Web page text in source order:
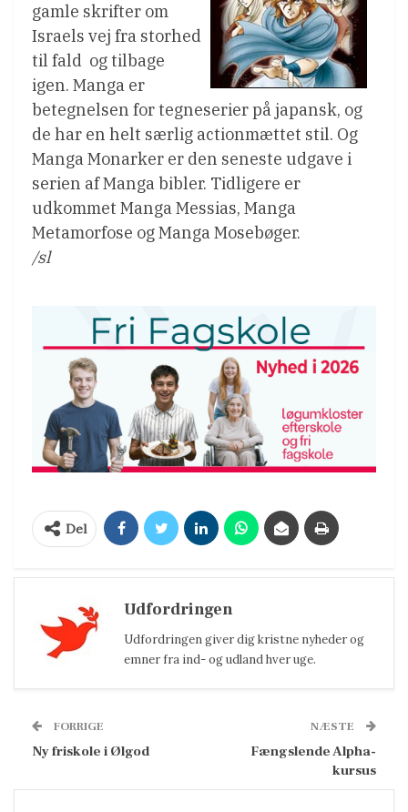
gamle skrifter om
Israels vej fra storhed
til fald  og tilbage
igen. Manga er
betegnelsen for tegneserier på japansk, og
de har en helt særlig actionmættet stil. Og
Manga Monarker er den seneste udgave i
serien af Manga bibler. Tidligere er
udkommet Manga Messias, Manga
Metamorfose og Manga Mosebøger.
/sl
Del
Udfordringen
Udfordringen giver dig kristne nyheder og
emner fra ind- og udland hver uge.
FORRIGE
Ny friskole i Ølgod
NÆSTE
Fængslende Alpha-
kursus